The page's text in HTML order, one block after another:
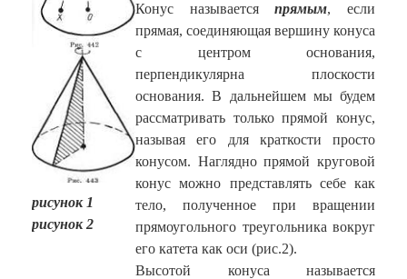
рисунок 1
рисунок 2
Конус называетсяпрямым, если
прямая, соединяющая вершину конуса
с центром основания,
перпендикулярна плоскости
основания. В дальнейшем мы будем
рассматривать только прямой конус,
называя его для краткости просто
конусом. Наглядно прямой круговой
конус можно представлять себе как
тело, полученное при вращении
прямоугольного треугольника вокруг
его катета как оси (рис.2).
Высотой конуса называется